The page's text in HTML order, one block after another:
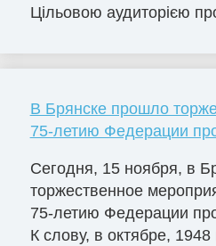
Цільовою аудиторією
В Брянске прошло
75-летию Федерации
Сегодня, 15 ноября, в
торжественное
75-летию Федерации
К слову, в октябре, 1948